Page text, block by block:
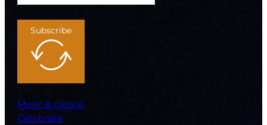
Subscribe
Meet & create
Celebrate